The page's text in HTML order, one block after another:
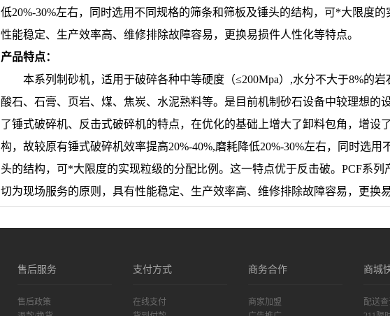
低20%-30%左右，同时选用不同规格的筛条和筛板及锤头的结构，可*大限度
性能稳定、生产效率高、维修排除故障容易，更换易损件人性化等特点。
产品特点：
本系列制砂机，适用于破碎各种中等硬度（≤200Mpa）,水分不大于8%的岩
酸石、石膏、页岩、煤、焦炭、水泥熟料等。是目前机制砂石设备中较理想的
了锤式破碎机、反击式破碎机的特点，在优化的基础上增大了卸料包角，增设
构，故较原有锤式破碎机效率提高20%-40%,磨耗降低20%-30%左右，同时选用
头的结构，可*大限度的实现粒级的分配比例。这一特点优于反击破。PCF系列
切为现场服务的原则，具有性能稳定、生产效率高、维修排除故障容易，更换
售后服务
售后政策
支付方式
在线支付
商务合作
商家加盟
商城
配送查